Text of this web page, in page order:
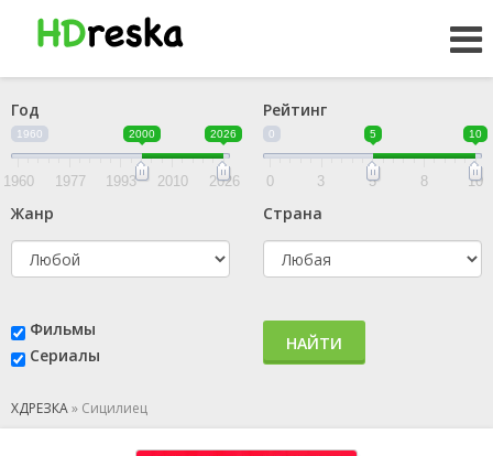
Год
1960 2000 2026
1960 1977 1993 2010 2026
Рейтинг
0 5 10
0 3 5 8 10
Жанр Страна
Фильмы
Сериалы
НАЙТИ
ХДРЕЗКА» Сицилиец